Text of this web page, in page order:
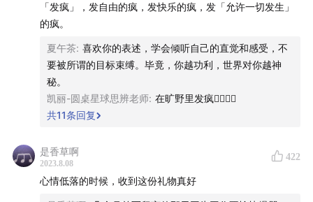
🗺️ 收听提示
孟岩的年度之书从逻辑上把「放弃计划，多做一些
方差大的事情，保持专注和开放，我们总会有新发现」给
讲透了
OKR、KPI......为什么目标无处不在？你是否也曾质
07:38
目标为什么有时候不管用？OpenAI 的科学家的图片
孵化实验，也许能给你答案
「发疯」，发自由的疯，发快乐的疯，发「允许一切发生」
的疯。
夏午茶: 喜欢你的表述，学会倾听自己的直觉和感受，不
要被所谓的目标束缚。毕竟，你越功利，世界对你越神
秘。
凯丽-圆桌星球思辨老师: 在旷野里发疯👍🏻👍🏻
共11条回复
是香草啊
2023.8.08
422
心情低落的时候，收到这份礼物真好